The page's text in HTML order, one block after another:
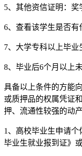
5、其他资信证明：奖
6、查看该学生是否有
7、大学专科以上毕业
8、毕业后6个月以上
具备以上条件的方能
或质押品的权属凭证
押、流通性较强的动
1、高校毕业生申请
毕业生就业报到证》